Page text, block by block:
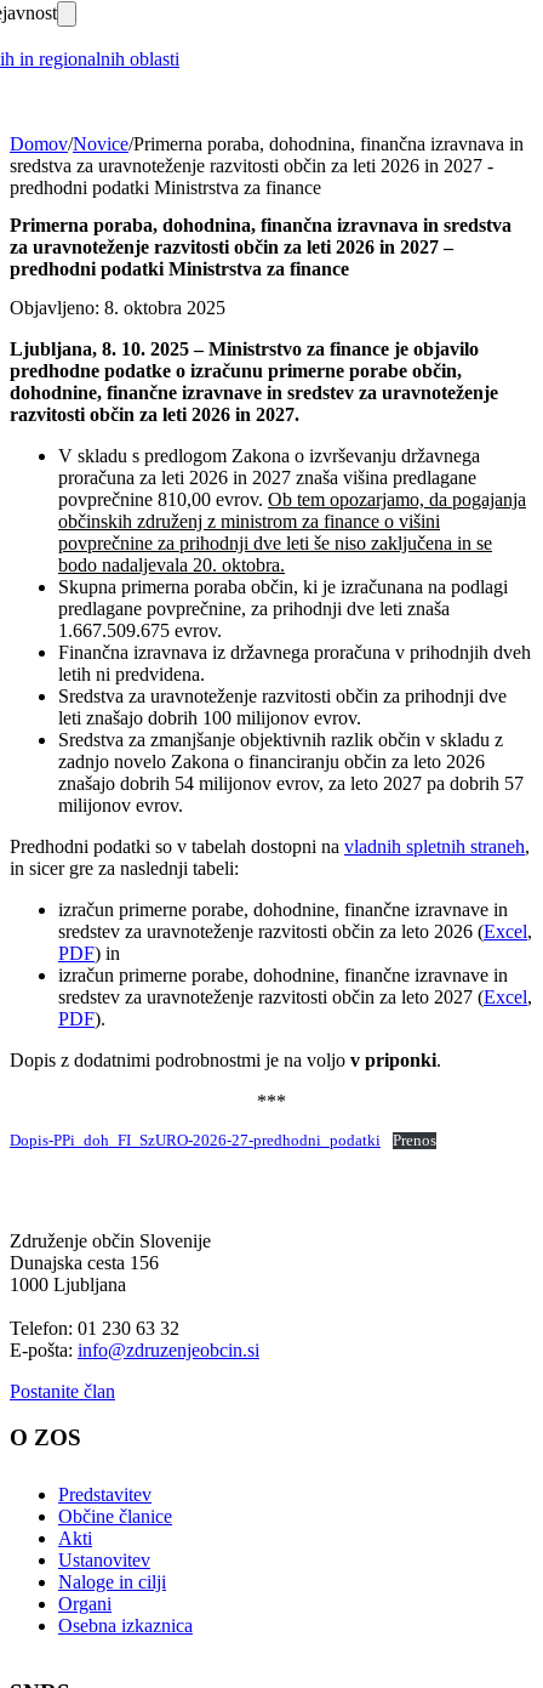
in regionalnih oblasti
Domov/Novice/Primerna poraba, dohodnina, finančna izravnava in
sredstva za uravnoteženje razvitosti občin za leti 2026 in 2027 -
predhodni podatki Ministrstva za finance
Primerna poraba, dohodnina, finančna izravnava in sredstva
za uravnoteženje razvitosti občin za leti 2026 in 2027 –
predhodni podatki Ministrstva za finance
Objavljeno: 8. oktobra 2025
Ljubljana, 8. 10. 2025 – Ministrstvo za finance je objavilo
predhodne podatke o izračunu primerne porabe občin,
dohodnine, finančne izravnave in sredstev za uravnoteženje
razvitosti občin za leti 2026 in 2027.
V skladu s predlogom Zakona o izvrševanju državnega
proračuna za leti 2026 in 2027 znaša višina predlagane
povprečnine 810,00 evrov. Ob tem opozarjamo, da pogajanja
občinskih združenj z ministrom za finance o višini
povprečnine za prihodnji dve leti še niso zaključena in se
bodo nadaljevala 20. oktobra.
Skupna primerna poraba občin, ki je izračunana na podlagi
predlagane povprečnine, za prihodnji dve leti znaša
1.667.509.675 evrov.
Finančna izravnava iz državnega proračuna v prihodnjih dveh
letih ni predvidena.
Sredstva za uravnoteženje razvitosti občin za prihodnji dve
leti znašajo dobrih 100 milijonov evrov.
Sredstva za zmanjšanje objektivnih razlik občin v skladu z
zadnjo novelo Zakona o financiranju občin za leto 2026
znašajo dobrih 54 milijonov evrov, za leto 2027 pa dobrih 57
milijonov evrov.
Predhodni podatki so v tabelah dostopni na vladnih spletnih straneh,
in sicer gre za naslednji tabeli:
izračun primerne porabe, dohodnine, finančne izravnave in
sredstev za uravnoteženje razvitosti občin za leto 2026 (Excel,
PDF) in
izračun primerne porabe, dohodnine, finančne izravnave in
sredstev za uravnoteženje razvitosti občin za leto 2027 (Excel,
PDF).
Dopis z dodatnimi podrobnostmi je na voljo v priponki.
***
Dopis-PPi_doh_FI_SzURO-2026-27-predhodni_podatki Prenos
Združenje občin Slovenije
Dunajska cesta 156
1000 Ljubljana
Telefon: 01 230 63 32
E-pošta: info@zdruzenjeobcin.si
Postanite član
O ZOS
Predstavitev
Občine članice
Akti
Ustanovitev
Naloge in cilji
Organi
Osebna izkaznica